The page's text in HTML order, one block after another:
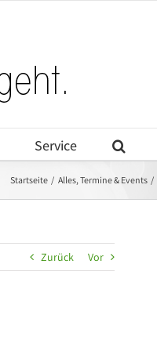
Service
Startseite Alles Termine & Events
Zurück Vor